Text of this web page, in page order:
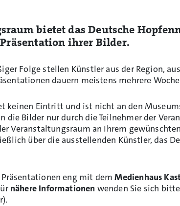
bietet das Deutsche
ihrer Bilder.
Folge stellen Künstler aus der Region,
dauern meistens mehrere
keinen Eintritt und ist nicht an den
die Bilder nur durch die Teilnehmer der
Veranstaltungsraum an Ihrem
über die ausstellenden Künstler, das
eng mit demMedienhaus
nähere Informationen wenden Sie sich